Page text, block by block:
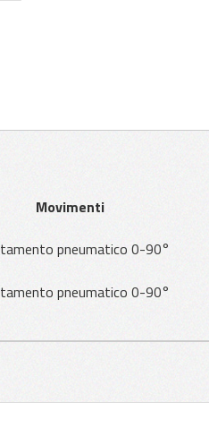
Movimenti
pneumatico 0-90°
pneumatico 0-90°